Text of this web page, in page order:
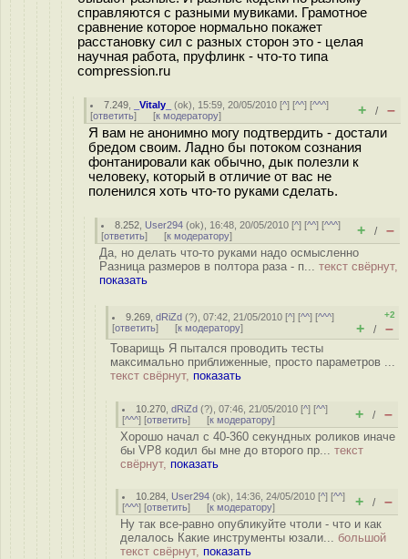
справляются с разными мувиками. Грамотное
сравнение которое нормально покажет
расстановку сил с разных сторон это - целая
научная работа, пруфлинк - что-то типа
compression.ru
7.249 _Vitaly_ (ok), 15:59, 20/05/2010 [^] [^^] [^^^]
[ответить] [к модератору] + / –
Я вам не анонимно могу подтвердить - достали
бредом своим. Ладно бы потоком сознания
фонтанировали как обычно, дык полезли к
человеку, который в отличие от вас не
поленился хоть что-то руками сделать.
8.252 User294 (ok), 16:48, 20/05/2010 [^] [^^] [^^^]
[ответить] [к модератору] + / –
Да, но делать что-то руками надо осмысленно
Разница размеров в полтора раза - п... текст свёрнут,
показать
9.269 ,dRiZd (?), 07:42, 21/05/2010 [^] [^^] [^^^]
[ответить] [к модератору]
+2
+ / –
Товарищь Я пытался проводить тесты
максимально приближенные, просто параметров ...
текст свёрнут, показать
10.270 ,dRiZd (?), 07:46, 21/05/2010 [^] [^^]
[^^^] [ответить] [к модератору] + / –
Хорошо начал с 40-360 секундных роликов иначе
бы VP8 кодил бы мне до второго пр... текст
свёрнут, показать
10.284 User294 (ok), 14:36, 24/05/2010 [^] [^^]
[^^^] [ответить] [к модератору] + / –
Ну так все-равно опубликуйте чтоли - что и как
делалось Какие инструменты юзали... большой
текст свёрнут, показать